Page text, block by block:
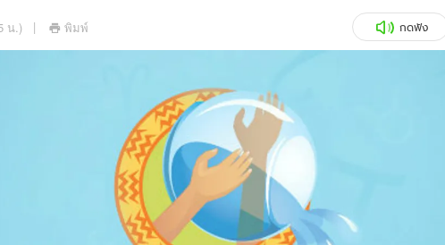
รถยนต์
ติดตามสนุกโซเชียลได้ที่
น.) พิมพ์ กดฟัง